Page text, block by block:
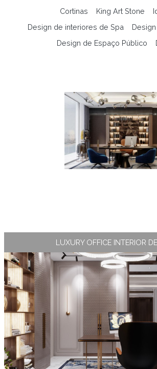
Cortinas
King Art Stone
Design de interiores de Spa
Design de Espaço Público
LUXURY OFFICE INTERIOR